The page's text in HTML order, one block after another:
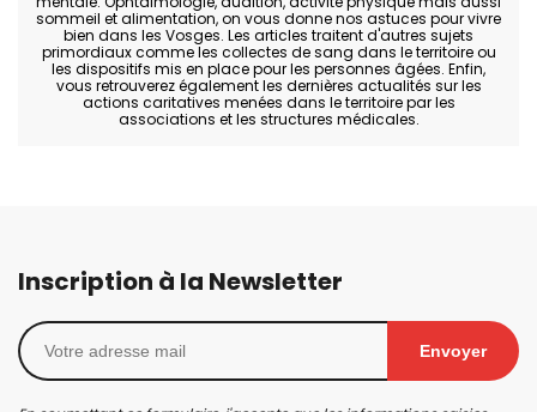
sommeil et alimentation, on vous donne nos astuces pour vivre
bien dans les Vosges. Les articles traitent d'autres sujets
primordiaux comme les collectes de sang dans le territoire ou
les dispositifs mis en place pour les personnes âgées. Enfin,
vous retrouverez également les dernières actualités sur les
actions caritatives menées dans le territoire par les
associations et les structures médicales.
Inscription à la Newsletter
Envoyer